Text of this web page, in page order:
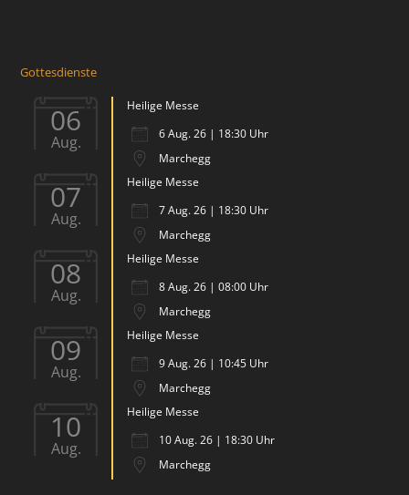
Gottesdienste
06
Aug.
Heilige Messe
6 Aug. 26 | 18:30 Uhr
Marchegg
07
Aug.
Heilige Messe
7 Aug. 26 | 18:30 Uhr
Marchegg
08
Aug.
Heilige Messe
8 Aug. 26 | 08:00 Uhr
Marchegg
09
Aug.
Heilige Messe
9 Aug. 26 | 10:45 Uhr
Marchegg
10
Aug.
Heilige Messe
10 Aug. 26 | 18:30 Uhr
Marchegg